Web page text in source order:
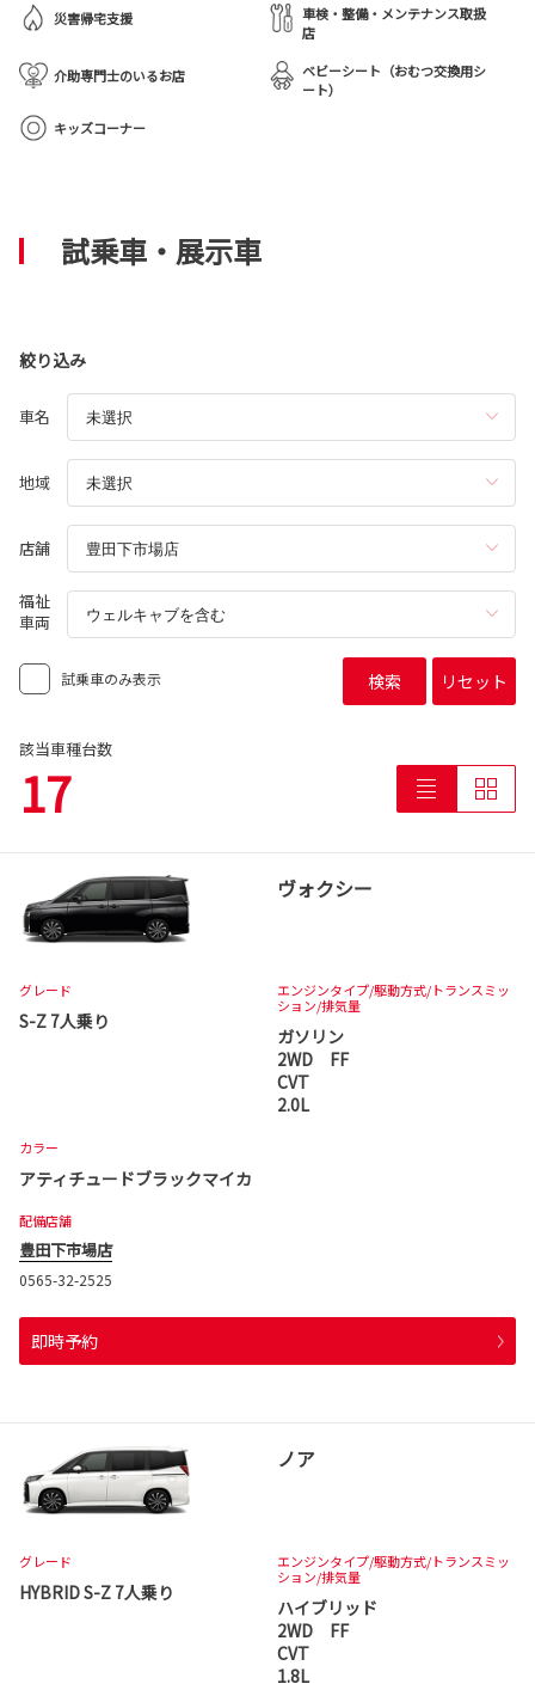
災害帰宅支援
車検・整備・メンテナンス取扱
店
介助専門士のいるお店
ベビーシート（おむつ交換用シ
ート）
キッズコーナー
試乗車・展示車
絞り込み
車名
地域
店舗
福祉
車両
試乗車のみ表示 検索 リセット
該当車種台数
17
ヴォクシー
グレード
S-Z 7人乗り
エンジンタイプ/駆動方式/トランスミッ
ション/排気量
ガソリン
2WD FF
CVT
2.0L
カラー
アティチュードブラックマイカ
配備店舗
豊田下市場店
0565-32-2525
即時予約
ノア
グレード
HYBRID S-Z 7人乗り
エンジンタイプ/駆動方式/トランスミッ
ション/排気量
ハイブリッド
2WD FF
CVT
1.8L